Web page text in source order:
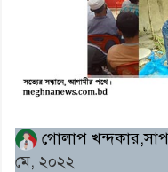
গোলাপ
মে, ২০২২